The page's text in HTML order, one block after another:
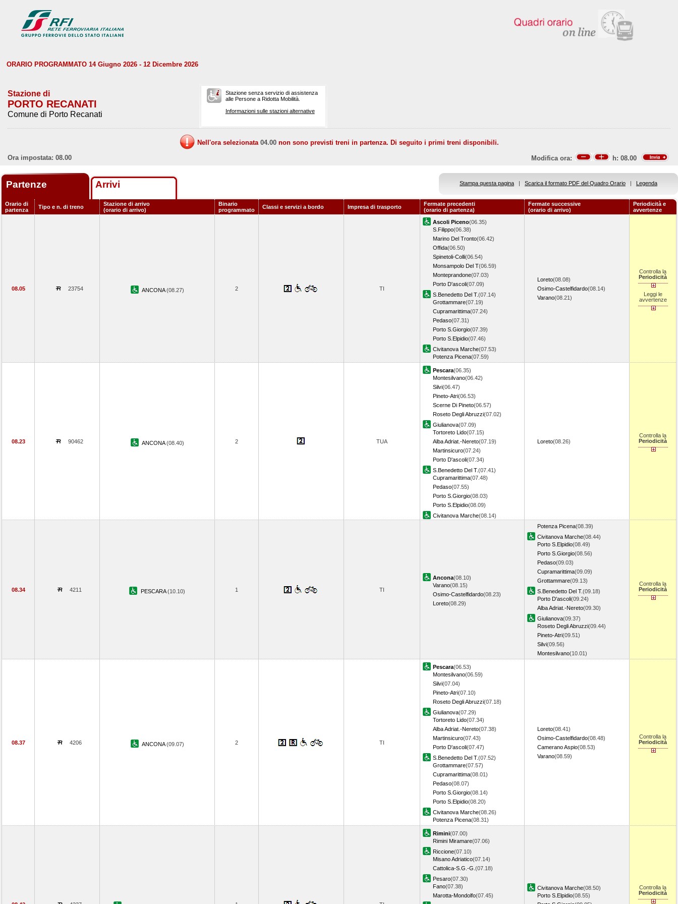
ORARIO PROGRAMMATO 14 Giugno 2026 - 12 Dicembre 2026
Stazione di
PORTO RECANATI
Comune di Porto Recanati
Stazione senza servizio di assistenza
alle Persone a Ridotta Mobilità.
Informazioni sulle stazioni alternative
Nell'ora selezionata 04.00 non sono previsti treni in partenza. Di seguito i primi treni disponibili.
Ora impostata: 08.00
Modifica ora: h: 08.00
Partenze Arrivi Stampa questa pagina | Scarica il formato PDF del Quadro Orario | Legenda
Orario di
partenza
Tipo e n. di treno
Stazione di arrivo
(orario di arrivo)
Binario
programmato
Classi e servizi a bordo Impresa di trasporto
Fermate precedenti
(orario di partenza)
Fermate successive
(orario di arrivo)
Periodicità e
avvertenze
08.05 23754 ANCONA(08.27) 2 TI
Ascoli Piceno(06.35)
S.Filippo(06.38)
Marino Del Tronto(06.42)
Offida(06.50)
Spinetoli-Colli(06.54)
Monsampolo Del T(06.59)
Monteprandone(07.03)
Porto D'ascoli(07.09)
S.Benedetto Del T.(07.14)
Grottammare(07.19)
Cupramarittima(07.24)
Pedaso(07.31)
Porto S.Giorgio(07.39)
Porto S.Elpidio(07.46)
Civitanova Marche(07.53)
Potenza Picena(07.59)
Loreto(08.08)
Osimo-Castelfidardo(08.14)
Varano(08.21)
Controlla la
Periodicità
Leggi le
avvertenze
08.23 90462 ANCONA(08.40) 2 TUA
Pescara(06.35)
Montesilvano(06.42)
Silvi(06.47)
Pineto-Atri(06.53)
Scerne Di Pineto(06.57)
Roseto Degli Abruzzi(07.02)
Giulianova(07.09)
Tortoreto Lido(07.15)
Alba Adriat.-Nereto(07.19)
Martinsicuro(07.24)
Porto D'ascoli(07.34)
S.Benedetto Del T.(07.41)
Cupramarittima(07.48)
Pedaso(07.55)
Porto S.Giorgio(08.03)
Porto S.Elpidio(08.09)
Civitanova Marche(08.14)
Loreto(08.26)
Controlla la
Periodicità
08.34 4211 PESCARA(10.10) 1 TI
Ancona(08.10)
Varano(08.15)
Osimo-Castelfidardo(08.23)
Loreto(08.29)
Potenza Picena(08.39)
Civitanova Marche(08.44)
Porto S.Elpidio(08.49)
Porto S.Giorgio(08.56)
Pedaso(09.03)
Cupramarittima(09.09)
Grottammare(09.13)
S.Benedetto Del T.(09.18)
Porto D'ascoli(09.24)
Alba Adriat.-Nereto(09.30)
Giulianova(09.37)
Roseto Degli Abruzzi(09.44)
Pineto-Atri(09.51)
Silvi(09.56)
Montesilvano(10.01)
Controlla la
Periodicità
08.37 4206 ANCONA(09.07) 2 TI
Pescara(06.53)
Montesilvano(06.59)
Silvi(07.04)
Pineto-Atri(07.10)
Roseto Degli Abruzzi(07.18)
Giulianova(07.29)
Tortoreto Lido(07.34)
Alba Adriat.-Nereto(07.38)
Martinsicuro(07.43)
Porto D'ascoli(07.47)
S.Benedetto Del T.(07.52)
Grottammare(07.57)
Cupramarittima(08.01)
Pedaso(08.07)
Porto S.Giorgio(08.14)
Porto S.Elpidio(08.20)
Civitanova Marche(08.26)
Potenza Picena(08.31)
Loreto(08.41)
Osimo-Castelfidardo(08.48)
Camerano Aspio(08.53)
Varano(08.59)
Controlla la
Periodicità
Rimini(07.00)
Rimini Miramare(07.06)
Riccione(07.10)
Misano Adriatico(07.14)
Cattolica-S.G.-G. (07.18)
Pesaro(07.30)
Fano(07.38)
Marotta-Mondolfo(07.45)
Civitanova Marche(08.50)
Porto S.Elpidio(08.55)
Controlla la
Periodicità